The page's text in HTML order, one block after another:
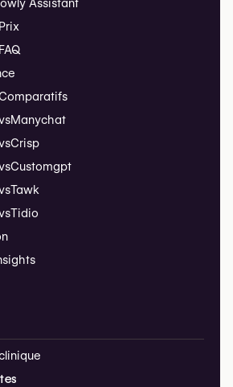
Assistant
Manychat
Crisp
Customgpt
Tawk
Tidio